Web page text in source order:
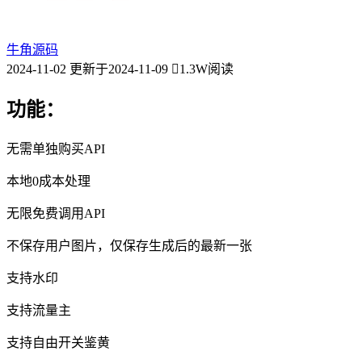
牛角源码
2024-11-02 更新于2024-11-09 1.3W阅读
功能：
无需单独购买API
本地0成本处理
无限免费调用API
不保存用户图片，仅保存生成后的最新一张
支持水印
支持流量主
支持自由开关鉴黄